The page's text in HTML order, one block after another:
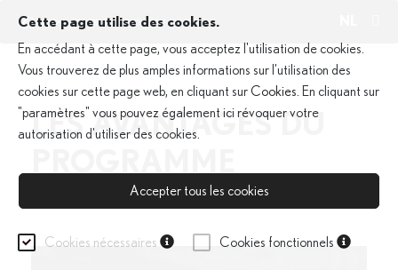
Cette page utilise des cookies.
En accédant à cette page, vous acceptez l'utilisation de cookies.
Vous trouverez de plus amples informations sur l'utilisation des
cookies sur cette page web, en cliquant sur Cookies . En cliquant sur
"paramètres" vous pouvez également ici révoquer votre
autorisation d'utiliser des cookies.
Accepter tous les cookies
Cookies nécessaires Cookies fonctionnels
LES AVANTAGES DU